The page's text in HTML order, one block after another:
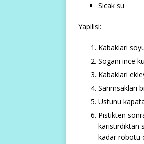
Sicak su
Yapilisi:
Kabaklari
Sogani ince
Kabaklari
Sarimsaklari
Ustunu
Pistikten
karistirdiktan
kadar robotu